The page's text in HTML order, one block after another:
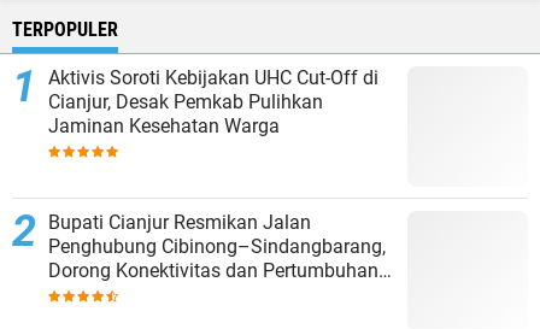
TERPOPULER
Aktivis Soroti Kebijakan UHC Cut-Off di
Cianjur, Desak Pemkab Pulihkan
Jaminan Kesehatan Warga
Bupati Cianjur Resmikan Jalan
Penghubung Cibinong–Sindangbarang,
Dorong Konektivitas dan Pertumbuhan
Ekonomi Cianjur Selatan